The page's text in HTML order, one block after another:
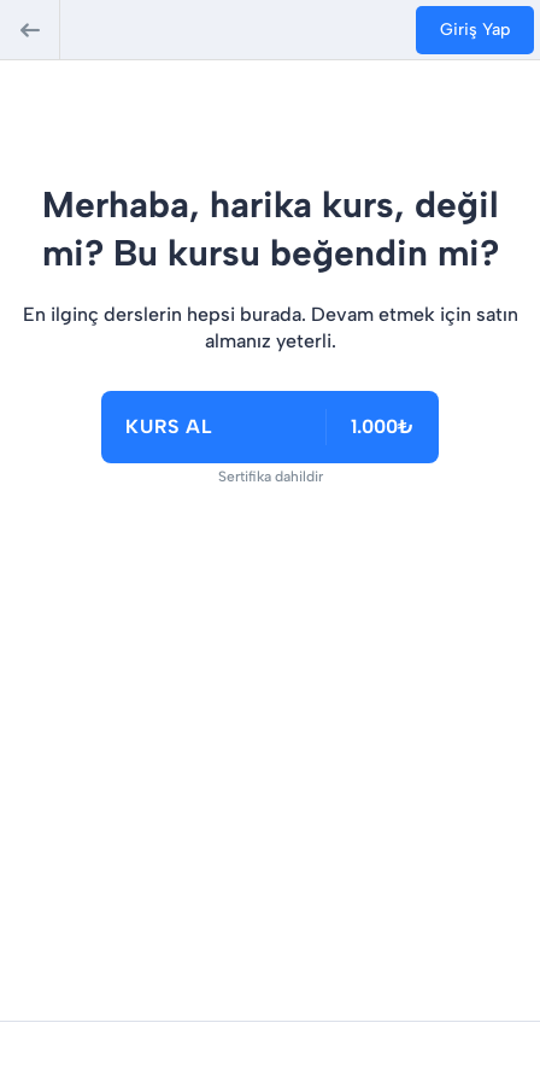
Giriş Yap
Merhaba, harika kurs, değil
mi? Bu kursu beğendin mi?
En ilginç derslerin hepsi burada. Devam etmek için satın
almanız yeterli.
KURS AL 1.000₺
Sertifika dahildir